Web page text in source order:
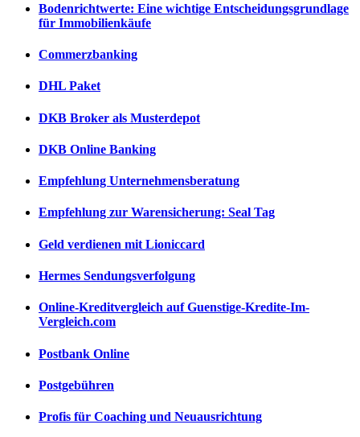
Bodenrichtwerte: Eine wichtige Entscheidungsgrundlage
für Immobilienkäufe
Commerzbanking
DHL Paket
DKB Broker als Musterdepot
DKB Online Banking
Empfehlung Unternehmensberatung
Empfehlung zur Warensicherung: Seal Tag
Geld verdienen mit Lioniccard
Hermes Sendungsverfolgung
Online-Kreditvergleich auf Guenstige-Kredite-Im-
Vergleich.com
Postbank Online
Postgebühren
Profis für Coaching und Neuausrichtung